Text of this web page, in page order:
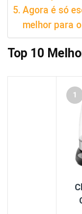
Agora é só
melhor para
Top 10
1